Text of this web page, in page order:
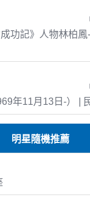
功記》人物林柏
年11月13日-） |
明星隨機推薦